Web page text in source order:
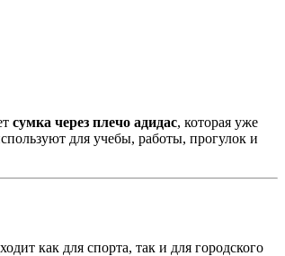
сумка через плечо адидас, которая уже
для учебы, работы, прогулок и
как для спорта, так и для городского